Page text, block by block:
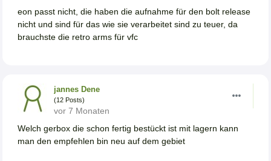
eon passt nicht, die haben die aufnahme für den bolt release
nicht und sind für das wie sie verarbeitet sind zu teuer, da
brauchste die retro arms für vfc
jannes Dene
(12 Posts)
vor 7 Monaten
Welch gerbox die schon fertig bestückt ist mit lagern kann
man den empfehlen bin neu auf dem gebiet